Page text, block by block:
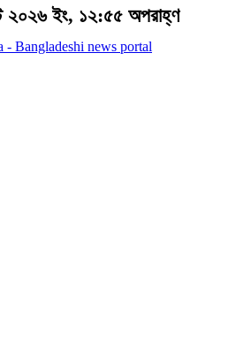
২০২৬ ইং, ১২:৫৫ অপরাহ্ণ
- Bangladeshi news portal